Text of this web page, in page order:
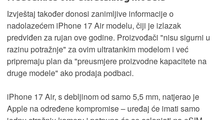
Izvještaj također donosi zanimljive informacije o
nadolazećem iPhone 17 Air modelu, čiji je izlazak
predviđen za rujan ove godine. Proizvođači "nisu sigurni u
razinu potražnje" za ovim ultratankim modelom i već
pripremaju plan da "preusmjere proizvodne kapacitete na
druge modele" ako prodaja podbaci.
iPhone 17 Air, s debljinom od samo 5,5 mm, natjerao je
Apple na određene kompromise – uređaj će imati samo